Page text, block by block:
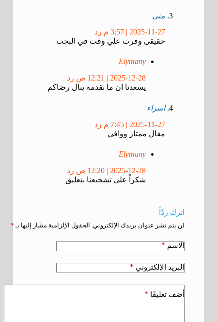
منى
2025-11-27 | 3:57 م
رد
حقيقي وفرت علي وقت في البحث
Elymany
2025-12-28 | 12:21 ص
رد
يسعدنا ان ما نقدمه ينال رضاكم
اسراء
2025-11-27 | 7:45 م
رد
مقال ممتاز ووافي
Elymany
2025-12-28 | 12:20 ص
رد
شكراً على تشجيعنا بتعليق
اترك ردّاً
لن يتم نشر عنوان بريدك الإلكتروني. الحقول الإلزامية مشار إليها بـ *
الاسم *
البريد الإلكتروني *
أضف تعليقًا *